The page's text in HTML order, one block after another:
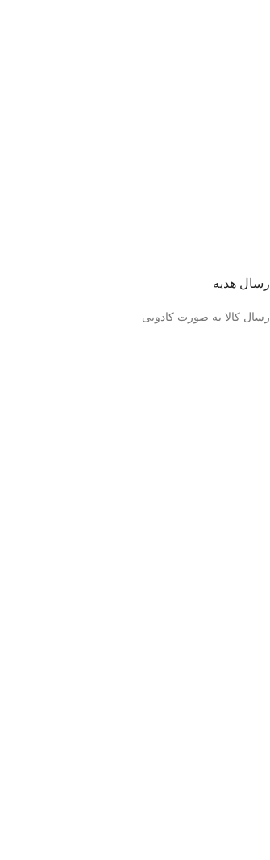
ارسال هدیه
ارسال کالا به صورت کادویی